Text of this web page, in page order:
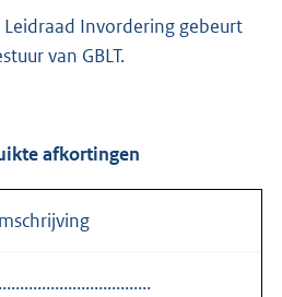
Leidraad Invordering gebeurt
van GBLT.
afkortingen